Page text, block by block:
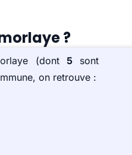
?
(dont 5sont
on retrouve :